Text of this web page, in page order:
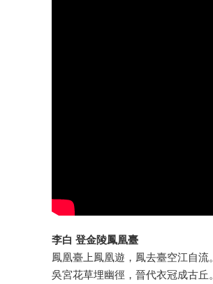
李白 登金陵鳳凰臺
鳳凰臺上鳳凰遊，鳳去臺空江自流。
吳宮花草埋幽徑，晉代衣冠成古丘。